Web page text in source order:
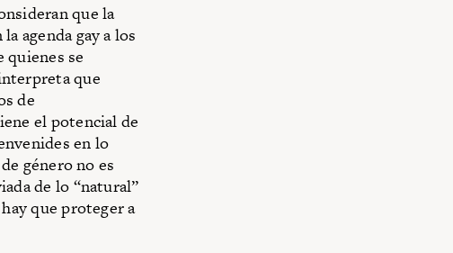
que la
agenda gay a los
quienes se
que
de
el potencial de
en lo
género no es
de lo “natural”
que proteger a